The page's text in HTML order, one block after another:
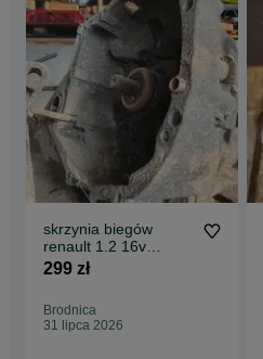
skrzynia biegów
renault 1.2 16v
jh3128
299 zł
Brodnica
31 lipca 2026